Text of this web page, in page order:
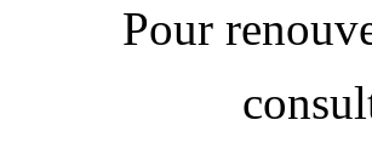
Pour